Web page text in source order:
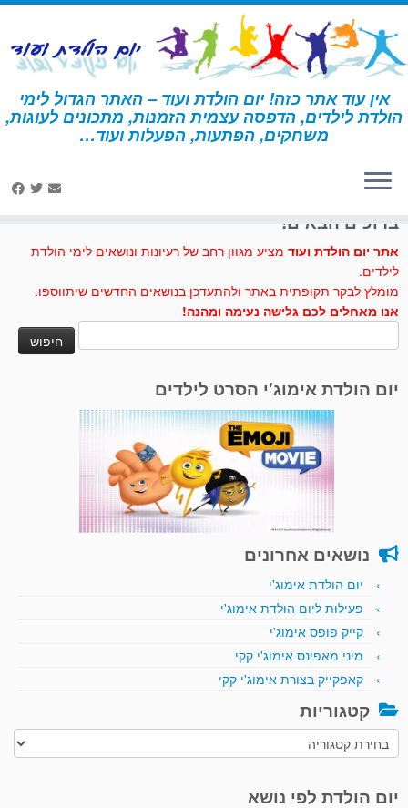
דלג
לתוכן
אין עוד אתר כזה! יום הולדת ועוד – האתר הגדול לימי
הולדת לילדים, הדפסה עצמית הזמנות, מתכונים לעוגות,
משחקים, הפתעות, הפעלות ועוד… דף הבית » הזמנות ליום הולדת » הזמנות ליום הולדת קשת בענן
ברוכים הבאים!
אתר יום הולדת ועוד מציע מגוון רחב של רעיונות ונושאים לימי הולדת
לילדים.
מומלץ לבקר תקופתית באתר ולהתעדכן בנושאים החדשים שיתווספו.
אנו מאחלים לכם גלישה נעימה ומהנה!
יום הולדת אימוג'י הסרט לילדים
נושאים אחרונים
יום הולדת אימוג'י
פעילות ליום הולדת אימוג'י
קייק פופס אימוג'י
מיני מאפינס אימוג'י קקי
קאפקייק בצורת אימוג'י קקי
קטגוריות
קטגוריות
יום הולדת לפי נושא